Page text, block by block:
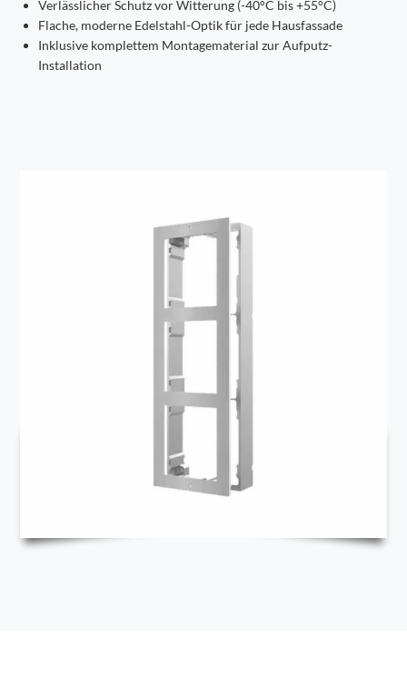
Verlässlicher Schutz vor Witterung (-40°C bis +55°C)
Flache, moderne Edelstahl-Optik für jede Hausfassade
Inklusive komplettem Montagematerial zur Aufputz-
Installation